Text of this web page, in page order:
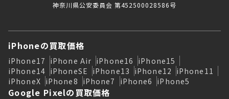
神奈川県公安委員会 第452500028586号
iPhoneの買取価格
iPhone17 iPhone Air iPhone16 iPhone15
iPhone14 iPhoneSE iPhone13 iPhone12 iPhone11
iPhoneX iPhone8 iPhone7 iPhone6 iPhone5
Google Pixelの買取価格